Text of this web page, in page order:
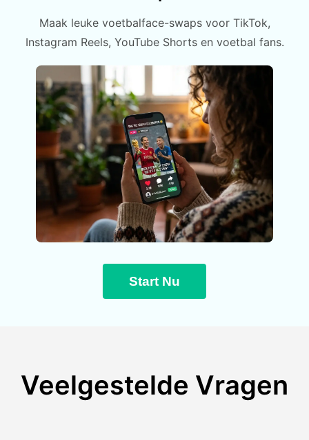
Maak leuke voetbalface-swaps voor TikTok,
Instagram Reels, YouTube Shorts en voetbal fans.
Start Nu
Veelgestelde Vragen